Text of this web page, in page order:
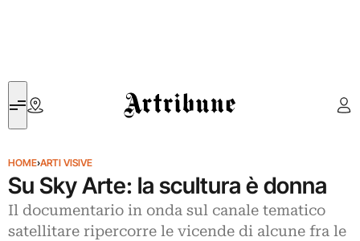
Artribune
HOME›ARTI VISIVE
Su Sky Arte: la scultura è donna
Il documentario in onda sul canale tematico
satellitare ripercorre le vicende di alcune fra le